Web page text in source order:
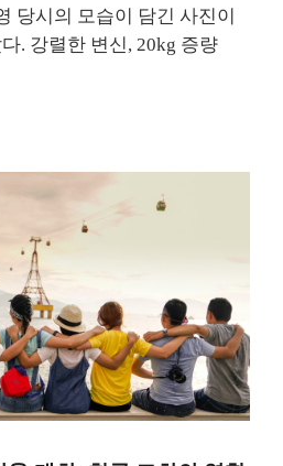
당시의 모습이 담긴 사진이
. 강렬한 변신, 20kg 증량